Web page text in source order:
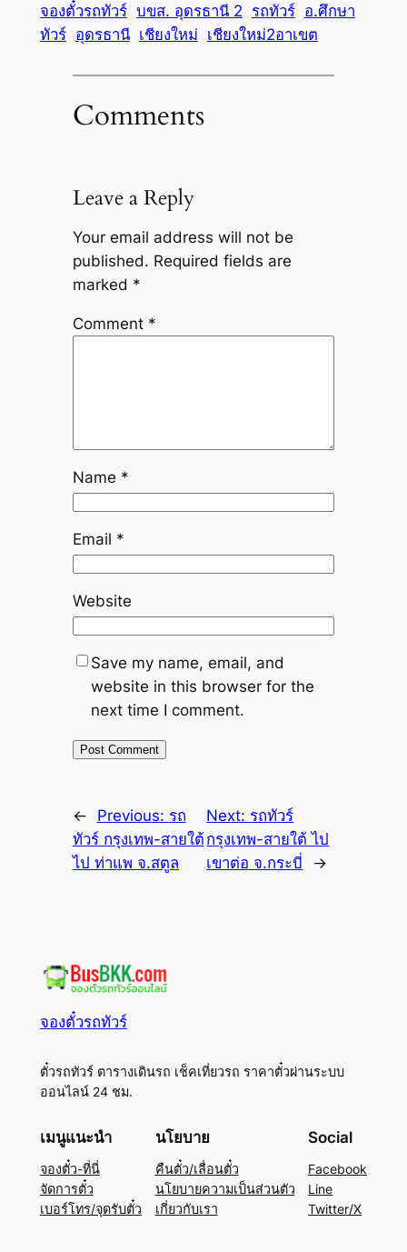
จองตั๋วรถทัวร์ บขส. อุดรธานี 2 รถทัวร์ อ.ศึกษา
ทัวร์ อุดรธานี เชียงใหม่ เชียงใหม่2อาเขต
Comments
Leave a Reply
Your email address will not be
published. Required fields are
marked *
Comment *
Name *
Email *
Website
Save my name, email, and
website in this browser for the
next time I comment.
← Previous: รถ
ทัวร์ กรุงเทพ-สายใต้
ไป ท่าแพ จ.สตูล
Next: รถทัวร์
กรุงเทพ-สายใต้ ไป
เขาต่อ จ.กระบี่
→
จองตั๋วรถทัวร์
ตั๋วรถทัวร์ ตารางเดินรถ เช็คเที่ยวรถ ราคาตั๋วผ่านระบบ
ออนไลน์ 24 ชม.
เมนูแนะนำ
จองตั๋ว-ที่นี่
จัดการตั๋ว
เบอร์โทร/จุดรับตั๋ว
นโยบาย
คืนตั๋ว/เลื่อนตั๋ว
นโยบายความเป็นส่วนตัว
เกี่ยวกับเรา
Social
Facebook
Line
Twitter/X